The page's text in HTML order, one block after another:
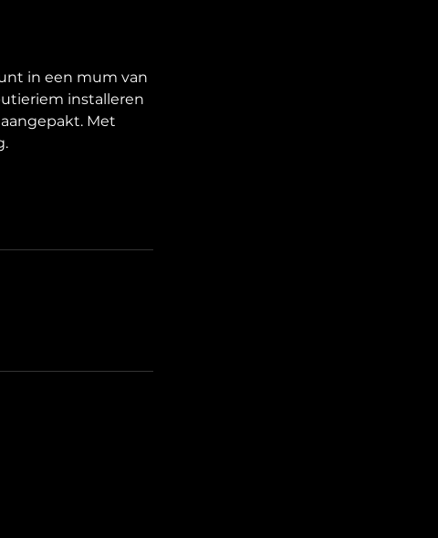
in een mum van
installeren
Met